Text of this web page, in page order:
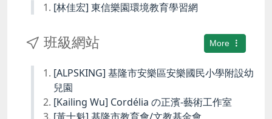
[林佳宏] 東信樂園環境教育學習網
More
班級網站
[ALPSKING] 基隆市安樂區安樂國民小學附設幼
兒園
[Kailing Wu] Cordélia の正濱-藝術工作室